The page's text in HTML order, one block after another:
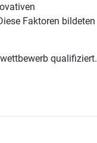
Faktoren bildeten
qualifiziert.